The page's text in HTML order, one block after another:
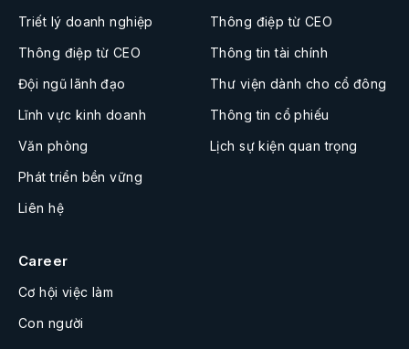
Triết lý doanh nghiệp
Thông điệp từ CEO
Đội ngũ lãnh đạo
Lĩnh vực kinh doanh
Văn phòng
Phát triển bền vững
Liên hệ
Thông điệp từ CEO
Thông tin tài chính
Thư viện dành cho cổ đông
Thông tin cổ phiếu
Lịch sự kiện quan trọng
Career
Cơ hội việc làm
Con người